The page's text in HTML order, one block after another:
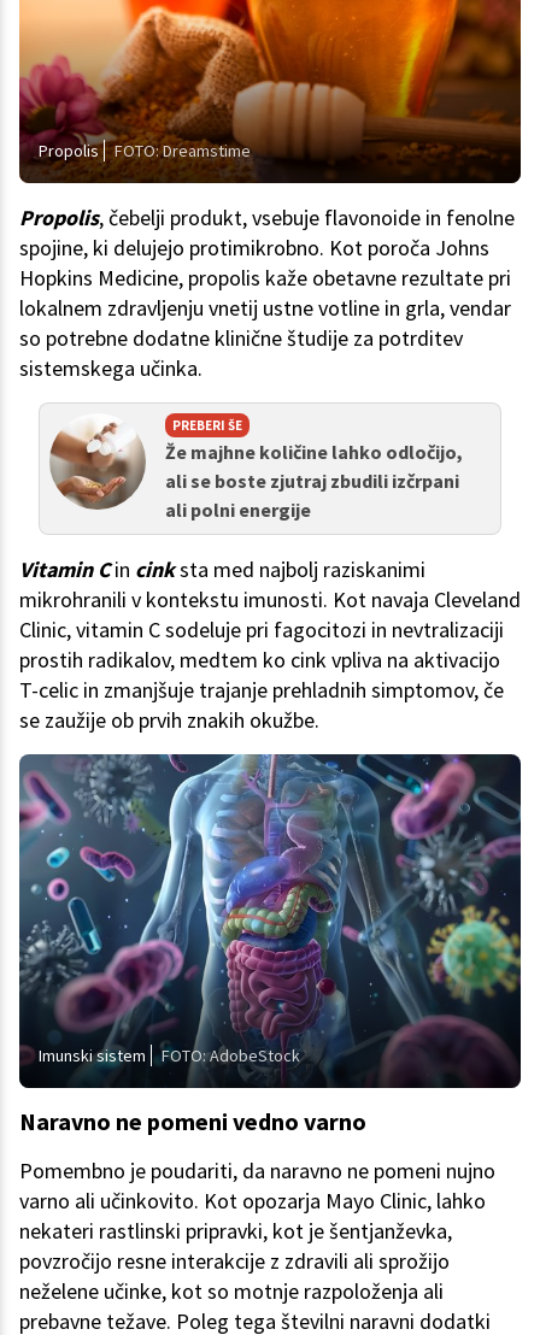
Propolis FOTO: Dreamstime
Propolis, čebelji produkt, vsebuje flavonoide in fenolne
spojine, ki delujejo protimikrobno. Kot poroča Johns
Hopkins Medicine, propolis kaže obetavne rezultate pri
lokalnem zdravljenju vnetij ustne votline in grla, vendar
so potrebne dodatne klinične študije za potrditev
sistemskega učinka.
PREBERI ŠE
Že majhne količine lahko odločijo,
ali se boste zjutraj zbudili izčrpani
ali polni energije
Vitamin Cin cinksta med najbolj raziskanimi
mikrohranili v kontekstu imunosti. Kot navaja Cleveland
Clinic, vitamin C sodeluje pri fagocitozi in nevtralizaciji
prostih radikalov, medtem ko cink vpliva na aktivacijo
T-celic in zmanjšuje trajanje prehladnih simptomov, če
se zaužije ob prvih znakih okužbe.
Imunski sistem FOTO: AdobeStock
Naravno ne pomeni vedno varno
Pomembno je poudariti, da naravno ne pomeni nujno
varno ali učinkovito. Kot opozarja Mayo Clinic, lahko
nekateri rastlinski pripravki, kot je šentjanževka,
povzročijo resne interakcije z zdravili ali sprožijo
neželene učinke, kot so motnje razpoloženja ali
prebavne težave. Poleg tega številni naravni dodatki